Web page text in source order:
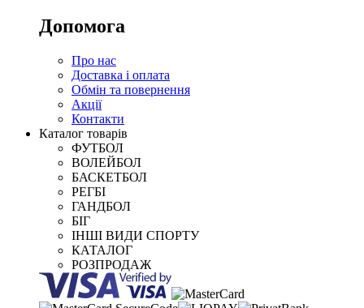
Допомога
Про нас
Доставка і оплата
Обмін та повернення
Акції
Контакти
Каталог товарів
ФУТБОЛ
ВОЛЕЙБОЛ
БАСКЕТБОЛ
РЕГБІ
ГАНДБОЛ
БІГ
ІНШІ ВИДИ СПОРТУ
КАТАЛОГ
РОЗПРОДАЖ